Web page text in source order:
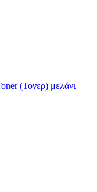
(Τονερ) μελάνι